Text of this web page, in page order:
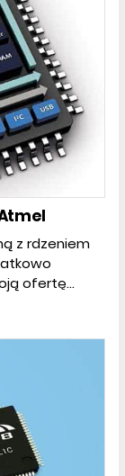
z rdzeniem
ofertę...